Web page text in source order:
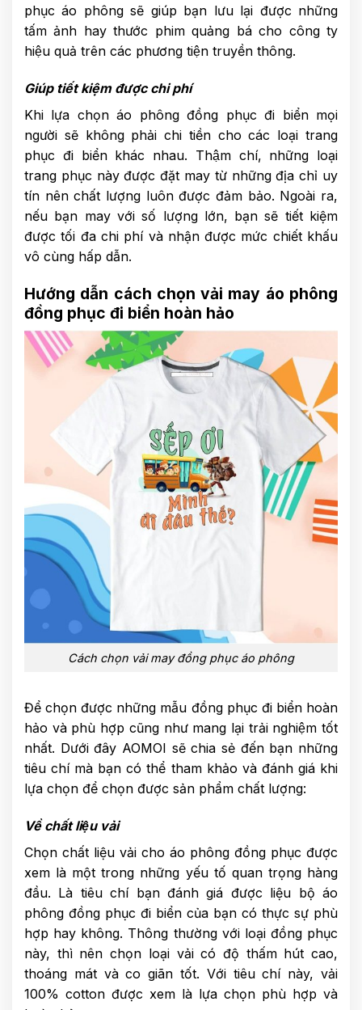
phục áo phông sẽ giúp bạn lưu lại được những
tấm ảnh hay thước phim quảng bá cho công ty
hiệu quả trên các phương tiện truyền thông.
Giúp tiết kiệm được chi phí
Khi lựa chọn áo phông đồng phục đi biển mọi
người sẽ không phải chi tiền cho các loại trang
phục đi biển khác nhau. Thậm chí, những loại
trang phục này được đặt may từ những địa chỉ uy
tín nên chất lượng luôn được đảm bảo. Ngoài ra,
nếu bạn may với số lượng lớn, bạn sẽ tiết kiệm
được tối đa chi phí và nhận được mức chiết khấu
vô cùng hấp dẫn.
Hướng dẫn cách chọn vải may áo phông
đồng phục đi biển hoàn hảo
Cách chọn vải may đồng phục áo phông
Để chọn được những mẫu đồng phục đi biển hoàn
hảo và phù hợp cũng như mang lại trải nghiệm tốt
nhất. Dưới đây AOMOI sẽ chia sẻ đến bạn những
tiêu chí mà bạn có thể tham khảo và đánh giá khi
lựa chọn để chọn được sản phẩm chất lượng:
Về chất liệu vải
Chọn chất liệu vải cho áo phông đồng phục được
xem là một trong những yếu tố quan trọng hàng
đầu. Là tiêu chí bạn đánh giá được liệu bộ áo
phông đồng phục đi biển của bạn có thực sự phù
hợp hay không. Thông thường với loại đồng phục
này, thì nên chọn loại vải có độ thấm hút cao,
thoáng mát và co giãn tốt. Với tiêu chí này, vải
100% cotton được xem là lựa chọn phù hợp và